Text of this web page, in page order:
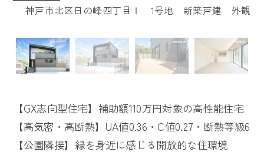
神戸市北区日の峰四丁目Ⅰ 1号地 新築戸建 外観
【GX志向型住宅】補助額110万円対象の高性能住宅
【高気密・高断熱】UA値0.36・C値0.27・断熱等級6
【公園隣接】緑を身近に感じる開放的な住環境